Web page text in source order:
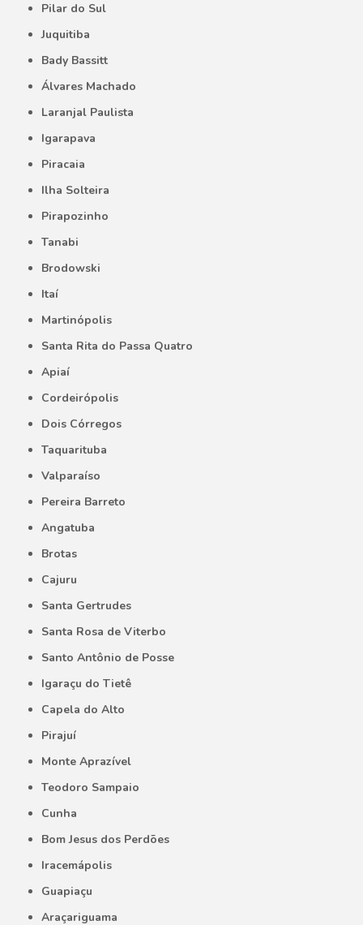
Pilar do Sul
Juquitiba
Bady Bassitt
Álvares Machado
Laranjal Paulista
Igarapava
Piracaia
Ilha Solteira
Pirapozinho
Tanabi
Brodowski
Itaí
Martinópolis
Santa Rita do Passa Quatro
Apiaí
Cordeirópolis
Dois Córregos
Taquarituba
Valparaíso
Pereira Barreto
Angatuba
Brotas
Cajuru
Santa Gertrudes
Santa Rosa de Viterbo
Santo Antônio de Posse
Igaraçu do Tietê
Capela do Alto
Pirajuí
Monte Aprazível
Teodoro Sampaio
Cunha
Bom Jesus dos Perdões
Iracemápolis
Guapiaçu
Araçariguama